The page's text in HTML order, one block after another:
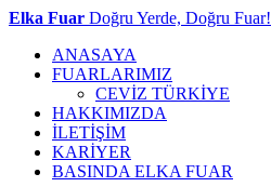
Elka Fuar Doğru Yerde, Doğru Fuar!
ANASAYA
FUARLARIMIZ
CEVİZ TÜRKİYE
HAKKIMIZDA
İLETİŞİM
KARİYER
BASINDA ELKA FUAR